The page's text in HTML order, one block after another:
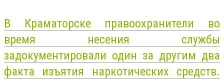
В Краматорске правоохранители во
время несения службы
задокументировали один за другим два
факта изъятия наркотических средств.